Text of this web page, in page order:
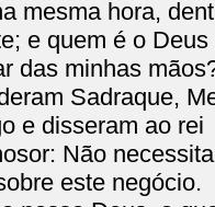
mesma hora,
e quem é o
das minhas
Sadraque,
e disseram ao rei
Não
este negócio.